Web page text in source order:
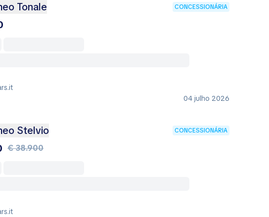
Tonale CONCESSIONÁRIA
04 julho 2026
Stelvio CONCESSIONÁRIA
€ 38.900